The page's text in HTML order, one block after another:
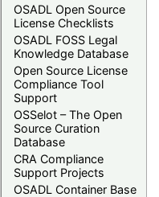
OSADL Open Source
License Checklists
OSADL FOSS Legal
Knowledge Database
Open Source License
Compliance Tool
Support
OSSelot – The Open
Source Curation
Database
CRA Compliance
Support Projects
OSADL Container Base